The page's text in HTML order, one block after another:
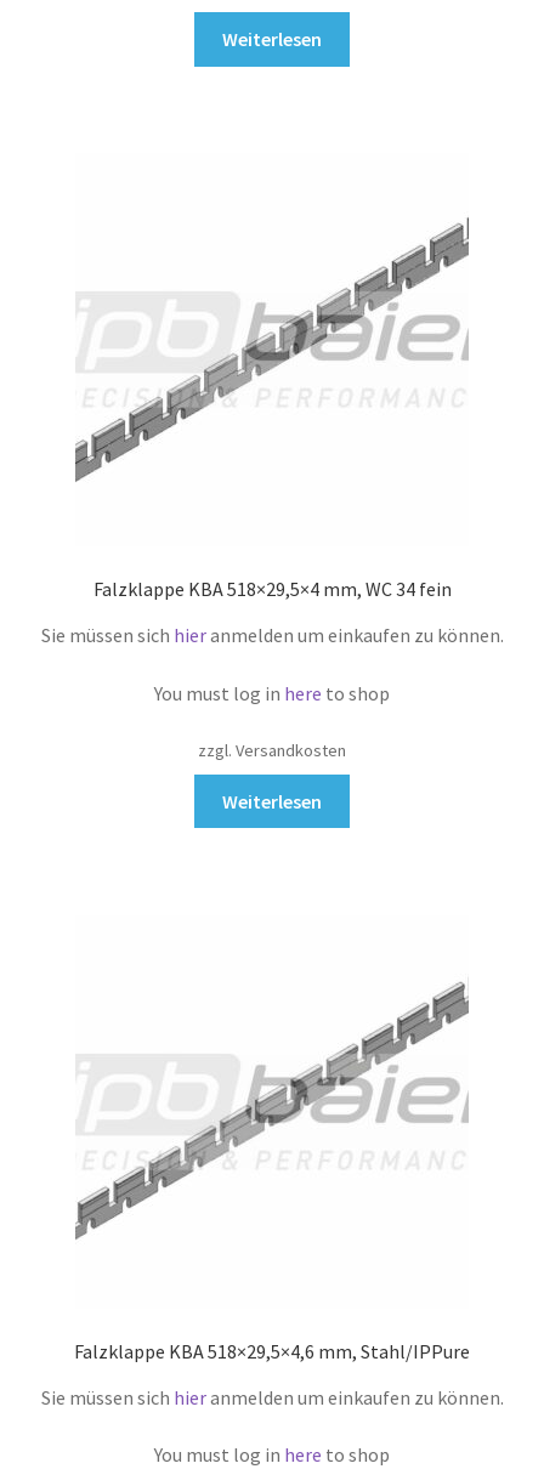
Weiterlesen
Falzklappe KBA 518×29,5×4 mm, WC 34 fein
Sie müssen sich hieranmelden um einkaufen zu können.
You must log in here to shop
zzgl. Versandkosten
Weiterlesen
Falzklappe KBA 518×29,5×4,6 mm, Stahl/IPPure
Sie müssen sich hieranmelden um einkaufen zu können.
You must log in here to shop